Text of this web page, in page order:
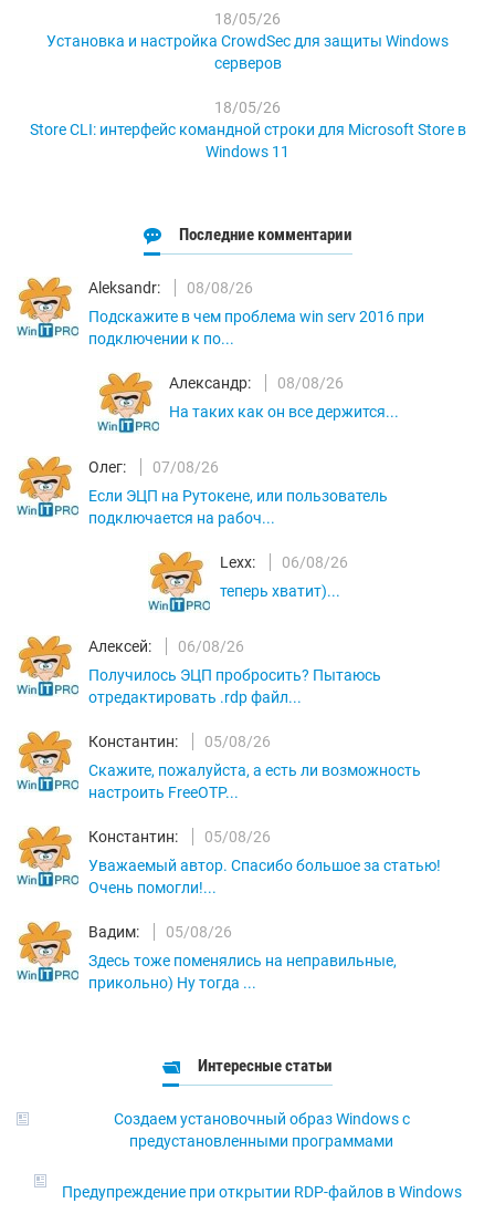
18/05/26
Установка и настройка CrowdSec для защиты Windows
серверов
18/05/26
Store CLI: интерфейс командной строки для Microsoft Store в
Windows 11
Последние комментарии
Aleksandr:
08/08/26
Подскажите в чем проблема win serv 2016 при
подключении к по...
Александр:
08/08/26
На таких как он все держится...
Олег:
07/08/26
Если ЭЦП на Рутокене, или пользователь
подключается на рабоч...
Lexx:
06/08/26
теперь хватит)...
Алексей:
06/08/26
Получилось ЭЦП пробросить? Пытаюсь
отредактировать .rdp файл...
Константин:
05/08/26
Скажите, пожалуйста, а есть ли возможность
настроить FreeOTP...
Константин:
05/08/26
Уважаемый автор. Спасибо большое за статью!
Очень помогли!...
Вадим:
05/08/26
Здесь тоже поменялись на неправильные,
прикольно) Ну тогда ...
Интересные статьи
Создаем установочный образ Windows с
предустановленными программами
Предупреждение при открытии RDP-файлов в Windows